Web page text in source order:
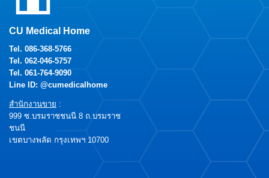
CU Medical Home
Tel. 086-368-5766
Tel. 062-046-5757
Tel. 061-764-9090
Line ID: @cumedicalhome
สำนักงานขาย :
999 ซ.บรมราชชนนี 8 ถ.บรมราช
ชนนี
เขตบางพลัด กรุงเทพฯ 10700